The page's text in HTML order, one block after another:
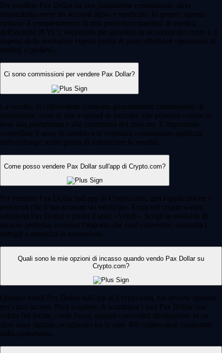
Per vendere Pax Dollar su una piattaforma centralizzata, devi
innanzitutto avere un account attivo e verificato. In genere, questo
richiede il completamento di una procedura standard di verifica
dell'identità (KYC), necessaria per garantire la sicurezza del conto e il
rispetto delle normative vigenti prima di poter effettuare operazioni di
trading o prelievi.
Ci sono commissioni per vendere Pax Dollar?
La vendita di criptovalute comporta generalmente commissioni di
transazione, costi di rete o spread di mercato, che possono variare in
base alla piattaforma e alle condizioni del mercato. È importante
controllare il tasso di cambio e le eventuali commissioni applicate
sull'exchange scelto prima di autorizzare la vendita.
Come posso vendere Pax Dollar sull'app di Crypto.com?
Per vendere Pax Dollar sull'app di Crypto.com, apri l'applicazione e
assicurati che il tuo account sia verificato. Entra nel crypto wallet,
seleziona Pax Dollar e premi il tasto «Vendi». Scegli la modalità di
incasso preferita, inserisci l'importo che vuoi convertire, controlla i
dettagli e autorizza la transazione.
Quali sono le mie opzioni di incasso quando vendo Pax Dollar su
Crypto.com?
Quando vendi Pax Dollar sull'app di Crypto.com, hai diverse opzioni
per i tuoi incassi. Puoi scegliere di scambiare i tuoi Pax Dollar con
valuta fiat locale, come l'euro, oppure convertirli direttamente in un
altro asset digitale, scegliendo tra le oltre 400 criptovalute supportate
dalla piattaforma.